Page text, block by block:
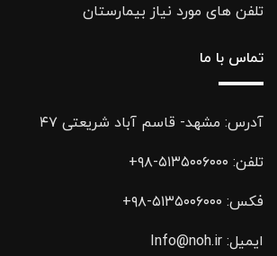
تلفن های مورد نیاز بیمارستان
تماس با ما
آدرس: مشهد- قاسم آباد شریعتی ۴۷
تلفن: ۵۱۳۵۰۰۶۰۰۰-۹۸+
فکس: ۵۱۳۵۰۰۶۰۰۰-۹۸+
ایمیل: Info@noh.ir